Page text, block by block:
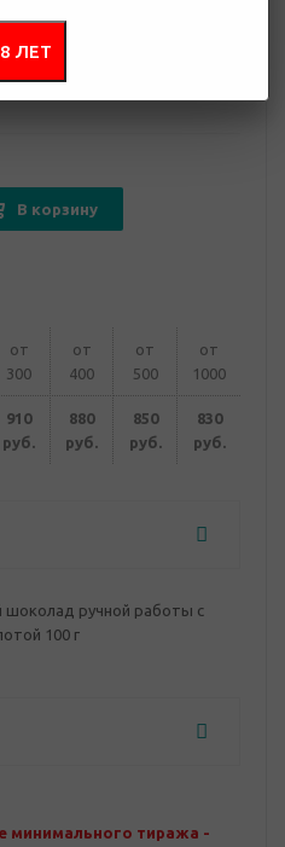
Добавить в
В корзину
от
300
от
400
от
500
от
1000
910
руб.
880
руб.
850
руб.
830
руб.
шоколад ручной работы с
100 г
минимального тиража -
ЛЕТ